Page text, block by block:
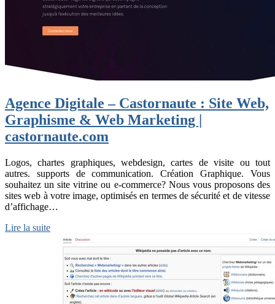
Agence Digitale – Castornaute : Site Web,
Graphisme & Web Marketing |
castornaute.com
Logos, chartes graphiques, webdesign, cartes de visite ou tout
autres. supports de communication. Création Graphique. Vous
souhaitez un site vitrine ou e-commerce? Nous vous proposons des
sites web à votre image, optimisés en termes de sécurité et de vitesse
d’affichage…
Lire la suite